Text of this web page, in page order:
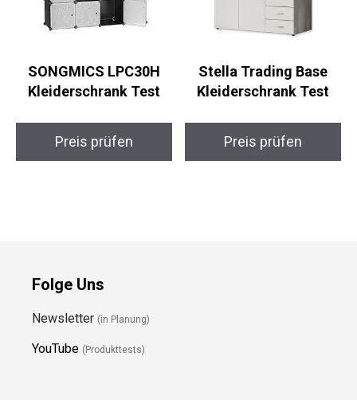
SONGMICS LPC30H
Kleiderschrank Test
Preis prüfen
Stella Trading Base
Kleiderschrank Test
Preis prüfen
Folge Uns
Newsletter (in Planung)
YouTube (Produkttests)